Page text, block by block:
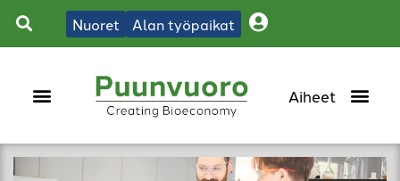
Nuoret Alan työpaikat